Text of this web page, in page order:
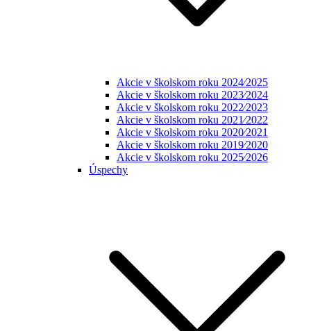
Akcie v školskom roku 2024⁄2025
Akcie v školskom roku 2023⁄2024
Akcie v školskom roku 2022⁄2023
Akcie v školskom roku 2021⁄2022
Akcie v školskom roku 2020⁄2021
Akcie v školskom roku 2019⁄2020
Akcie v školskom roku 2025⁄2026
Úspechy